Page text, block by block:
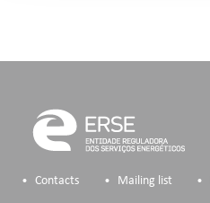
Contacts Mailing list